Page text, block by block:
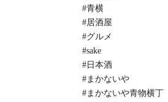
#青横
#居酒屋
#グルメ
#sake
#日本酒
#まかないや
#まかないや青物横丁